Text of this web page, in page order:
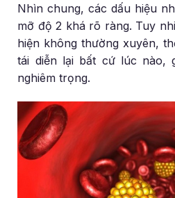
Nhìn chung, các dấu hiệu
mỡ độ 2 khá rõ ràng. Tuy
hiện không thường xuyên,
tái diễn lại bất cứ lúc nào,
nghiêm trọng.